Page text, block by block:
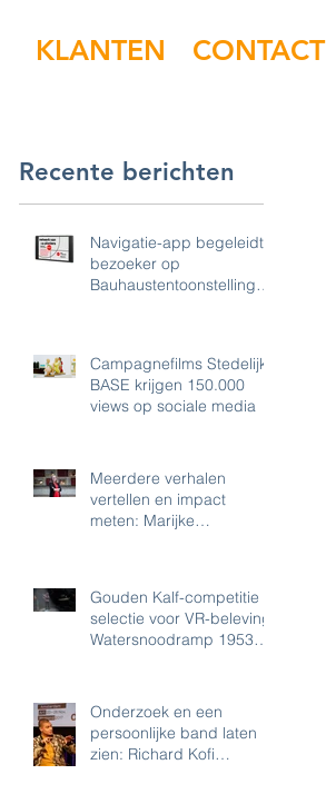
KLANTEN CONTACT
Navigatie-app begeleidt
bezoeker op
Bauhaustentoonstelling
Campagnefilms Stedelijk
BASE krijgen 150.000
views op sociale media
Meerdere verhalen
vertellen en impact
meten: Marijke
Gouden Kalf-competitie
selectie voor VR-beleving
Watersnoodramp 1953
Onderzoek en een
persoonlijke band laten
zien: Richard Kofi
Recente berichten